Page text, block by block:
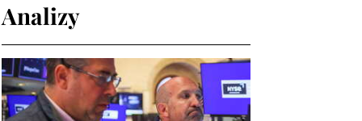
Analizy